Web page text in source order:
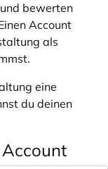
bewerten
Account
als
eine
du deinen